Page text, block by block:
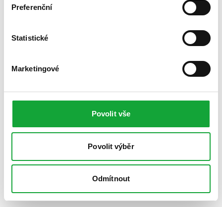
Preferenční
Statistické
Marketingové
Povolit vše
Povolit výběr
Odmítnout